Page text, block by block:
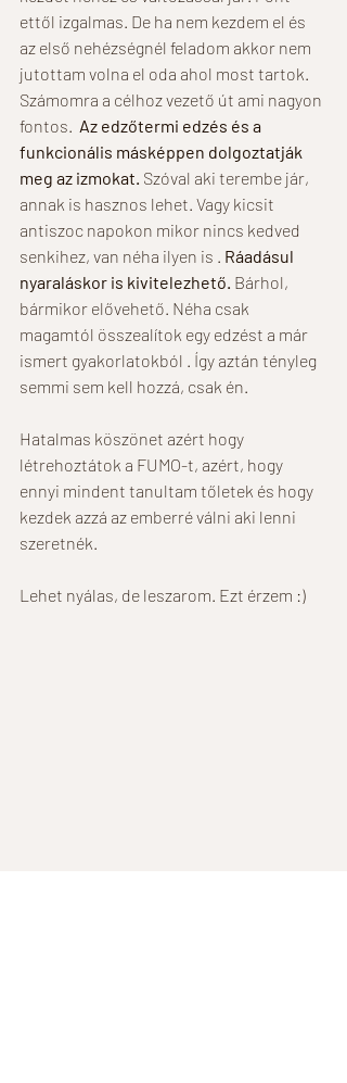
ettől izgalmas. De ha nem kezdem el és
az első nehézségnél feladom akkor nem
jutottam volna el oda ahol most tartok.
Számomra a célhoz vezető út ami nagyon
fontos. Az edzőtermi edzés és a
funkcionális másképpen dolgoztatják
meg az izmokat. Szóval aki terembe jár,
annak is hasznos lehet. Vagy kicsit
antiszoc napokon mikor nincs kedved
senkihez, van néha ilyen is . Ráadásul
nyaraláskor is kivitelezhető. Bárhol,
bármikor elővehető. Néha csak
magamtól összealítok egy edzést a már
ismert gyakorlatokból . Így aztán tényleg
semmi sem kell hozzá, csak én.
Hatalmas köszönet azért hogy
létrehoztátok a FUMO-t, azért, hogy
ennyi mindent tanultam tőletek és hogy
kezdek azzá az emberré válni aki lenni
szeretnék.
Lehet nyálas, de leszarom. Ezt érzem :)